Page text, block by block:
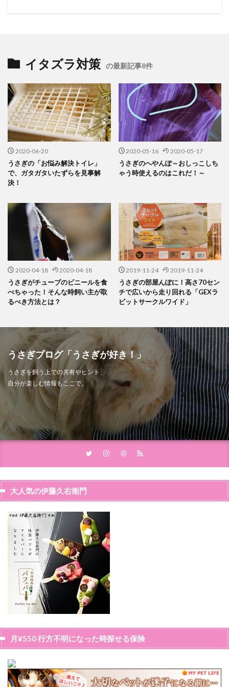
イタズラ対策 の最新記事8件
2020-06-20
うさぎの「お悩み解決トイレ」
で、ガタガタいたずらを見事解
決！
2020-05-16 2020-05-17
うさぎのへやんぽ～おしっこしち
ゃう時使えるのはこれだ！～
2020-04-18 2020-04-18
うさぎがチューブのビニールを食
べちゃった！そんな時飼い主が取
るべき方法とは？
2019-11-24 2019-11-24
うさぎの部屋んぽに！高さ70セン
チで広いから走り回れる「GEXラ
ビットサークルワイド」
うさぎブログ「うさぎが好き！」
うさぎを飼う上での共有やヒント、
自分が楽しむ情報もここで。
大人気の伊藤久右衛門
月¥550 行方不明になった時探せる保険